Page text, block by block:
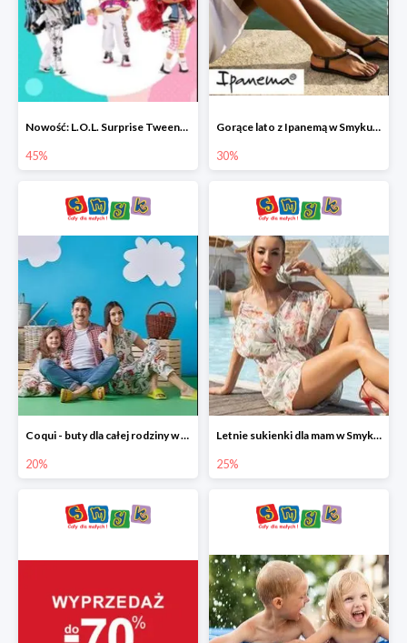
Nowość: L.O.L. Surprise Tweens Doll w Smyku do -45%
45%
Gorące lato z Ipanemą w Smyku do -30%
30%
Coqui - buty dla całej rodziny w Smyku do -20%
20%
Letnie sukienki dla mam w Smyku do -25%
25%